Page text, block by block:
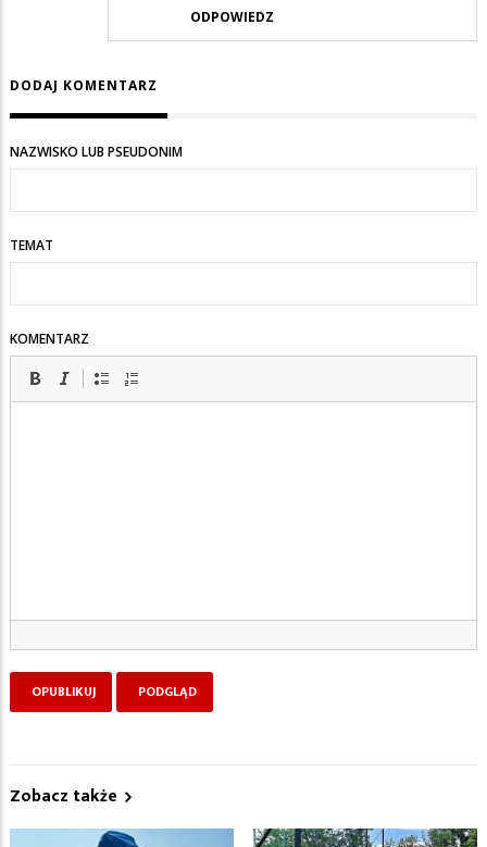
ODPOWIEDZ
DODAJ KOMENTARZ
NAZWISKO LUB PSEUDONIM
TEMAT
KOMENTARZ
Zobacz także